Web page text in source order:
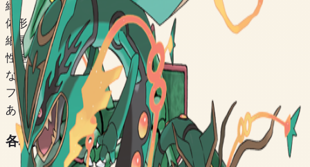
緑
体形
細長型
性差あり
なし
フォルム切替
あり
各地方図鑑番号